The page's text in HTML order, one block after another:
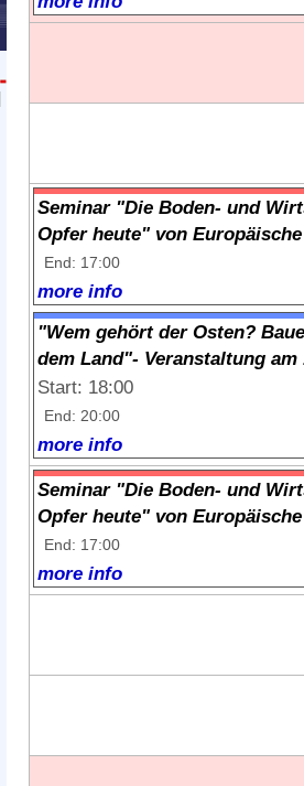
Seminar "Die Boden- und
Opfer heute" von
End: 17:00
more info
"Wem gehört der Osten?
dem Land"- Veranstaltung am
Start: 18:00
End: 20:00
more info
Seminar "Die Boden- und
Opfer heute" von
End: 17:00
more info